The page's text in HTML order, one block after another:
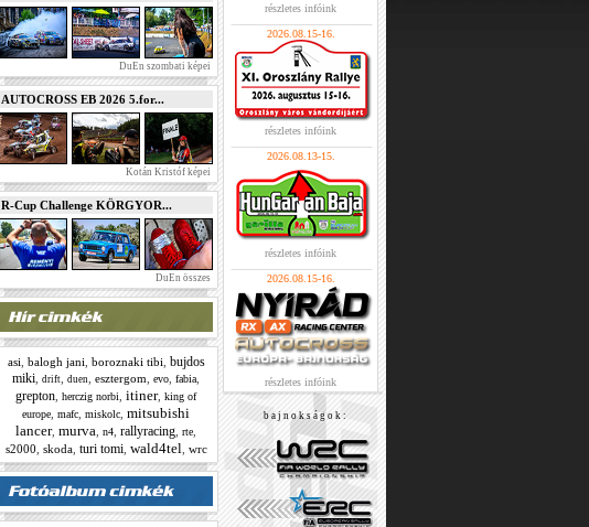
DuEn szombati képei
AUTOCROSS EB 2026 5.for...
Kotán Kristóf képei
R-Cup Challenge KÖRGYOR...
DuEn összes
asi balogh jani boroznaki tibi bujdos
miki drift duen esztergom evo fabia
grepton herczig norbi itiner, king of
europe mafc miskolc mitsubishi
lancer, murva n4 rallyracing rte
s2000 skoda, turi tomi, wald4tel wrc
részletes infóink
2026.08.15-16.
részletes infóink
2026.08.13-15.
részletes infóink
2026.08.15-16.
részletes infóink
b a j n o k s á g o k :